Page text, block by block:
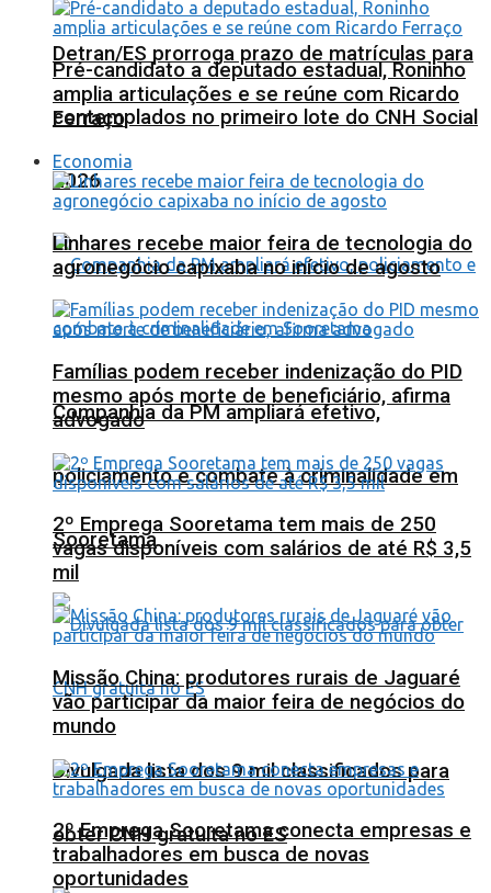
Detran/ES prorroga prazo de matrículas para
contemplados no primeiro lote do CNH Social
2026
Companhia da PM ampliará efetivo,
policiamento e combate à criminalidade em
Sooretama
Divulgada lista dos 9 mil classificados para
obter CNH gratuita no ES
Pré-candidato a deputado estadual, Roninho
amplia articulações e se reúne com Ricardo
Ferraço
Economia
Linhares recebe maior feira de tecnologia do
agronegócio capixaba no início de agosto
Famílias podem receber indenização do PID
mesmo após morte de beneficiário, afirma
advogado
2º Emprega Sooretama tem mais de 250
vagas disponíveis com salários de até R$ 3,5
mil
Missão China: produtores rurais de Jaguaré
vão participar da maior feira de negócios do
mundo
2º Emprega Sooretama conecta empresas e
trabalhadores em busca de novas
oportunidades